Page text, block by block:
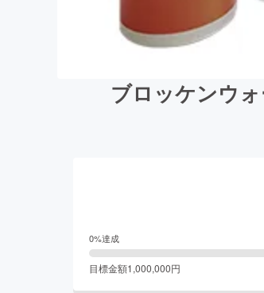
ブロッケンウ
0%達成
目標金額1,000,000円